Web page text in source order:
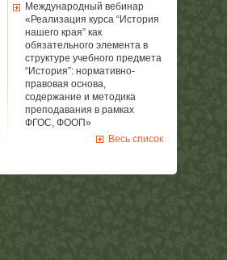
Международный вебинар
«Реализация курса “История
нашего края” как
обязательного элемента в
структуре учебного предмета
“История”: нормативно-
правовая основа,
содержание и методика
преподавания в рамках
ФГОС, ФООП»
Весь список